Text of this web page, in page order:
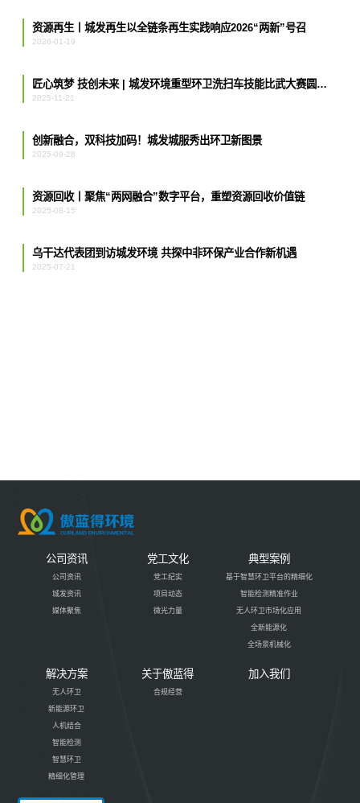
资源再生丨城发再生以全链条再生实践响应2026“两新”号召
2026-01-19
匠心筑梦 技创未来 | 城发环境重型环卫洗扫车技能比武大赛圆满举行
2025-11-21
创新融合，双科技加码！城发城服秀出环卫新图景
2025-09-28
资源回收丨聚焦“两网融合”数字平台，重塑资源回收价值链
2025-08-15
乌干达代表团到访城发环境 共探中非环保产业合作新机遇
2025-07-21
公司资讯
公司资讯
城发资讯
媒体聚焦
党工文化
党工纪实
项目动态
微光力量
典型案例
基于智慧环卫平台的精细化
智能检测精准作业
无人环卫市场化应用
全新能源化
全场景机械化
解决方案
无人环卫
新能源环卫
人机结合
智能检测
智慧环卫
精细化管理
关于傲蓝得
合规经营
加入我们